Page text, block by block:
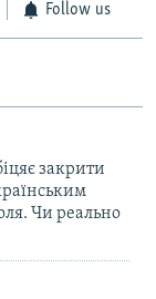
Follow us
закрити
Чи реально